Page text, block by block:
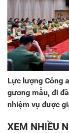
Lực lượng Công
gương mẫu, đi
nhiệm vụ được
XEM NHIỀU